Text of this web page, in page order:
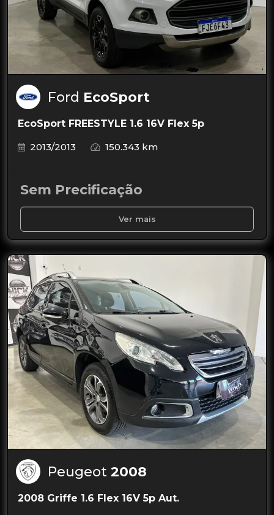
Ford EcoSport
EcoSport FREESTYLE 1.6 16V Flex 5p
2013/2013
150.343 km
Sem Precificação
Ver mais
Peugeot 2008
2008 Griffe 1.6 Flex 16V 5p Aut.